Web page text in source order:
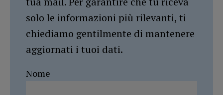
solo le informazioni più rilevanti, ti
chiediamo gentilmente di mantenere
aggiornati i tuoi dati.
Nome